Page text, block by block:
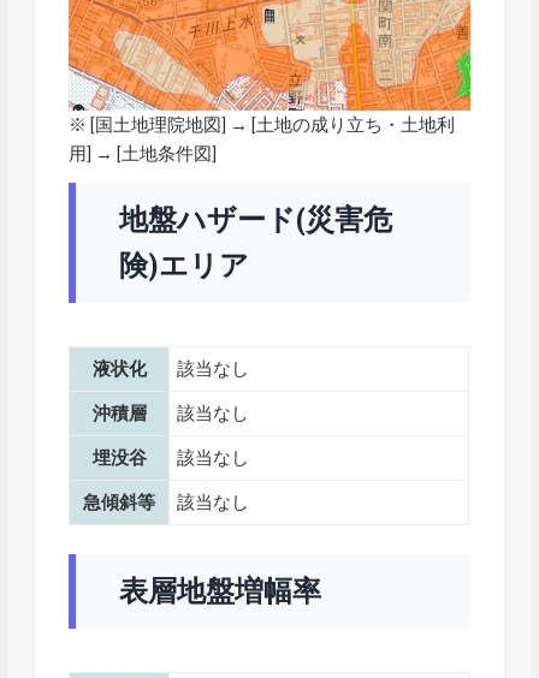
※ [ 国土地理院地図
] → [土地の成り立ち・土地利
用] → [土地条件図]
地盤ハザード(災害危
険)エリア
液状化 該当なし
沖積層 該当なし
埋没谷 該当なし
急傾斜等 該当なし
表層地盤増幅率